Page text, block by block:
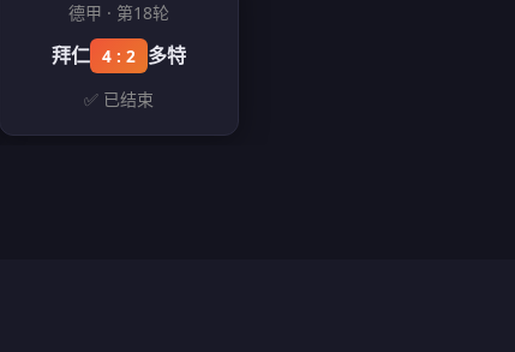
德甲 · 第18轮
拜仁 4 : 2 多特
✅ 已结束